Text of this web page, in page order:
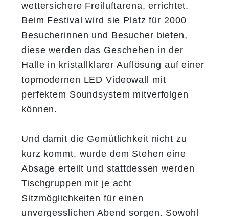
wettersichere Freiluftarena, errichtet.
Beim Festival wird sie Platz für 2000
Besucherinnen und Besucher bieten,
diese werden das Geschehen in der
Halle in kristallklarer Auflösung auf einer
topmodernen LED Videowall mit
perfektem Soundsystem mitverfolgen
können.
Und damit die Gemütlichkeit nicht zu
kurz kommt, wurde dem Stehen eine
Absage erteilt und stattdessen werden
Tischgruppen mit je acht
Sitzmöglichkeiten für einen
unvergesslichen Abend sorgen. Sowohl